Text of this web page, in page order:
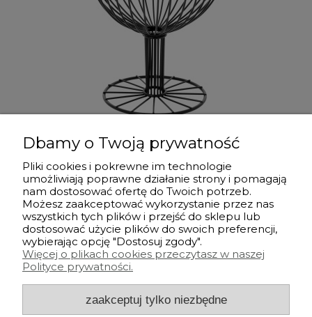
Koszyk na owoce Kielich BRUNBESTE BB-3406
24,99 zł
powiadom o dostępności
Przed zakupem
Po zakupie
Informacje
Dbamy o Twoją prywatność
Pliki cookies i pokrewne im technologie
umożliwiają poprawne działanie strony i pomagają
nam dostosować ofertę do Twoich potrzeb.
Możesz zaakceptować wykorzystanie przez nas
wszystkich tych plików i przejść do sklepu lub
dostosować użycie plików do swoich preferencji,
wybierając opcję "Dostosuj zgody".
Więcej o plikach cookies przeczytasz w naszej
Polityce prywatności.
zaakceptuj tylko niezbędne